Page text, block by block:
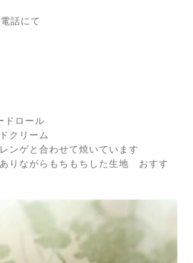
話にて
ドロール
クリーム
ンゲと合わせて焼いています
りながらもちもちした生地 おすす